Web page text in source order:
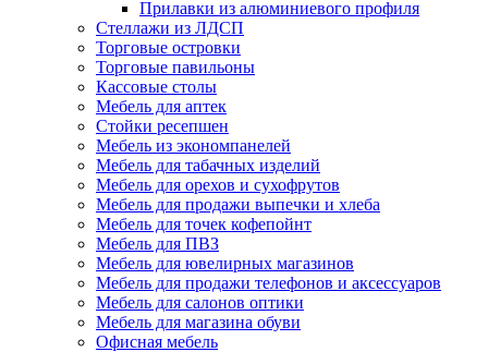
Прилавки из алюминиевого профиля
Стеллажи из ЛДСП
Торговые островки
Торговые павильоны
Кассовые столы
Мебель для аптек
Стойки ресепшен
Мебель из экономпанелей
Мебель для табачных изделий
Мебель для орехов и сухофрутов
Мебель для продажи выпечки и хлеба
Мебель для точек кофепойнт
Мебель для ПВЗ
Мебель для ювелирных магазинов
Мебель для продажи телефонов и аксессуаров
Мебель для салонов оптики
Мебель для магазина обуви
Офисная мебель